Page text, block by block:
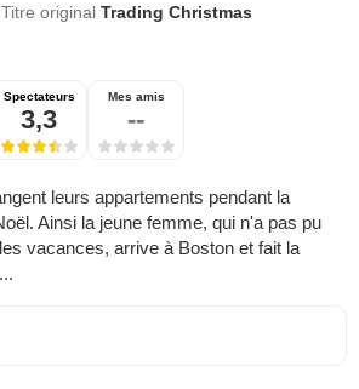
Titre originalTrading Christmas
Spectateurs
3,3
Mes amis
--
leurs appartements pendant la
Ainsi la jeune femme, qui n'a pas pu
vacances, arrive à Boston et fait la